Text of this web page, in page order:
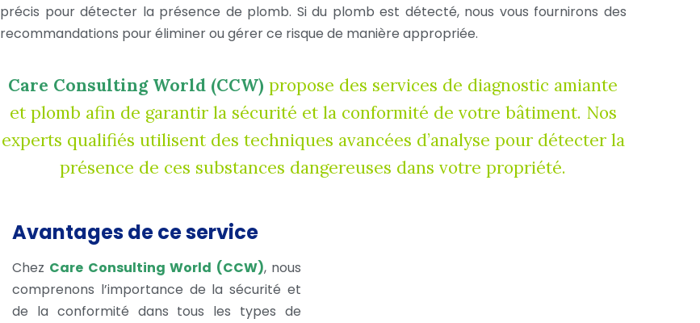
précis pour détecter la présence de plomb. Si du plomb est détecté, nous vous fournirons des
recommandations pour éliminer ou gérer ce risque de manière appropriée.
Care Consulting World (CCW) propose des services de diagnostic amiante
et plomb afin de garantir la sécurité et la conformité de votre bâtiment. Nos
experts qualifiés utilisent des techniques avancées d’analyse pour détecter la
présence de ces substances dangereuses dans votre propriété.
Avantages de ce service
Chez Care Consulting World (CCW), nous
comprenons l’importance de la sécurité et
de la conformité dans tous les types de